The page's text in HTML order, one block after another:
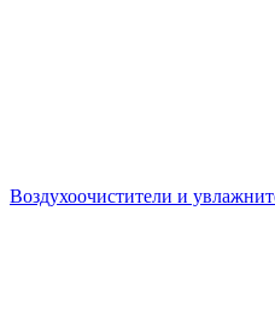
Воздухоочистители и